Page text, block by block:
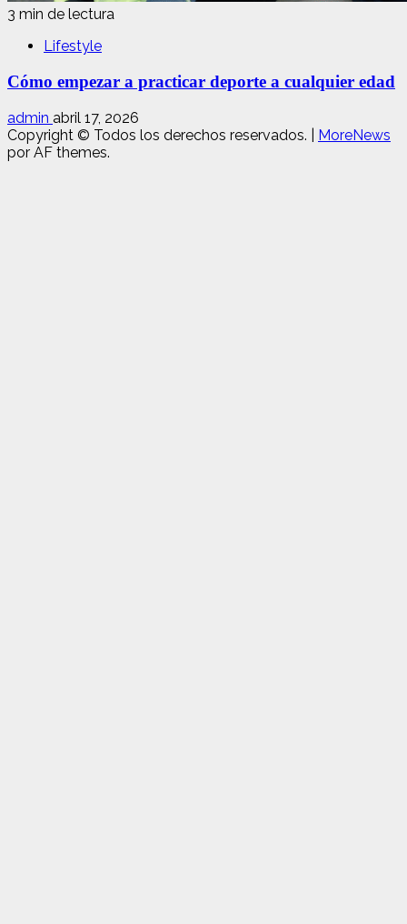
3 min de lectura
Lifestyle
Cómo empezar a practicar deporte a cualquier edad
admin abril 17, 2026
Copyright © Todos los derechos reservados.
MoreNews
por AF themes.